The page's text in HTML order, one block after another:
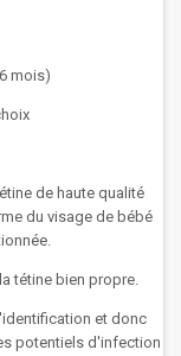
mois)
de haute qualité
du visage de bébé
tétine bien propre.
l'identification et donc
potentiels d'infection